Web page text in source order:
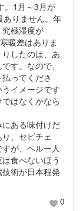
。1月～3月が
ありません。年
極湿度が
暖差はありま
したのは、あ
す。なので、
ってくださ
イメージです
はなくかなら
ある味付けだ
、セビチェ
が、ペルー人
食べないほう
術が日本程発
0